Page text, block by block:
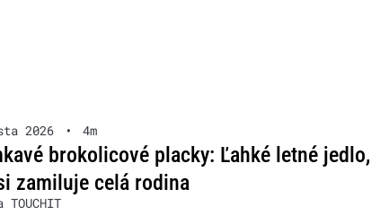
2026 • 4m
brokolicové placky: Ľahké letné jedlo,
zamiluje celá rodina
TOUCHIT